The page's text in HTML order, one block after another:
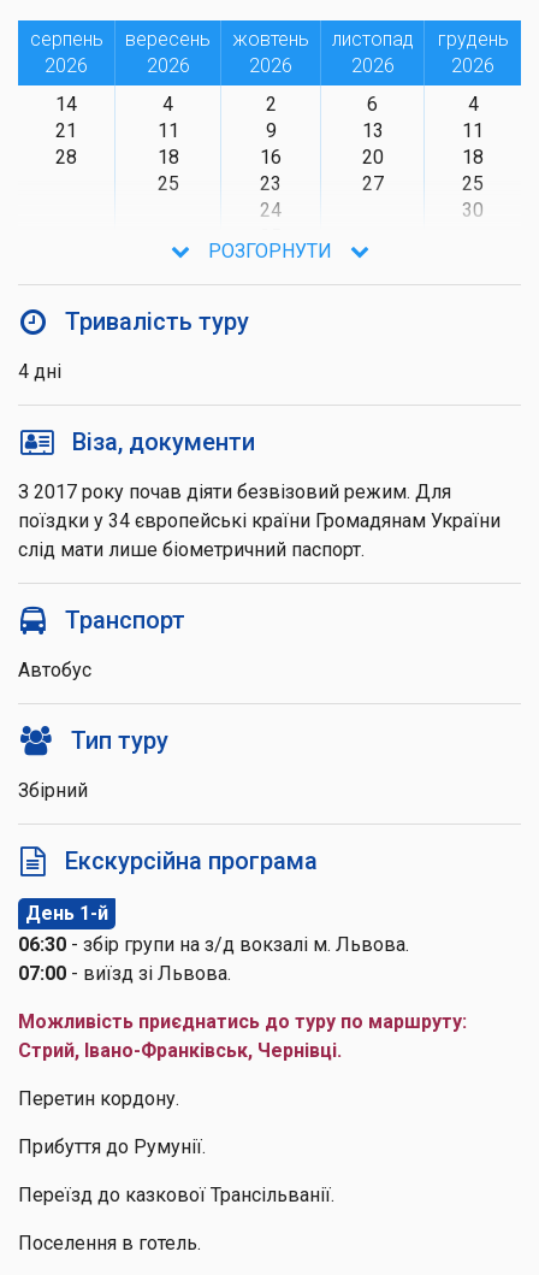
серпень
2026
вересень
2026
жовтень
2026
листопад
2026
грудень
2026
14
21
28
4
11
18
25
2
9
16
23
24
27
30
6
13
20
27
4
11
18
25
30
РОЗГОРНУТИ
Тривалість туру
4 дні
Віза, документи
З 2017 року почав діяти безвізовий режим. Для
поїздки у 34 європейські країни Громадянам України
слід мати лише біометричний паспорт.
Транспорт
Автобус
Тип туру
Збірний
Екскурсійна програма
День 1-й
06:30 - збір групи на з/д вокзалі м. Львова.
07:00 - виїзд зі Львова.
Можливість приєднатись до туру по маршруту:
Стрий, Івано-Франківськ, Чернівці.
Перетин кордону.
Прибуття до Румунії.
Переїзд до казкової Трансільванії.
Поселення в готель.